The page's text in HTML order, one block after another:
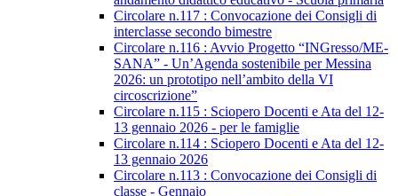
Circolare n.117 : Convocazione dei Consigli di
interclasse secondo bimestre
Circolare n.116 : Avvio Progetto “INGresso/ME-
SANA” - Un’Agenda sostenibile per Messina
2026: un prototipo nell’ambito della VI
circoscrizione”
Circolare n.115 : Sciopero Docenti e Ata del 12-
13 gennaio 2026 - per le famiglie
Circolare n.114 : Sciopero Docenti e Ata del 12-
13 gennaio 2026
Circolare n.113 : Convocazione dei Consigli di
classe - Gennaio